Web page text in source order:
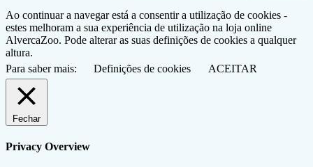
Ao continuar a navegar está a consentir a utilização de cookies -
estes melhoram a sua experiência de utilização na loja online
AlvercaZoo. Pode alterar as suas definições de cookies a qualquer
altura.
Para saber mais:
Definições de cookies ACEITAR
Fechar
Privacy Overview